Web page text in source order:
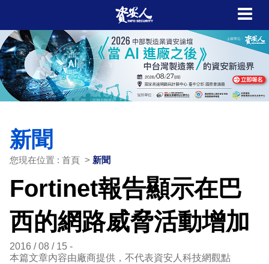
新聞
您現在位置 : 首頁 > 新聞
Fortinet報告顯示在巴
西的網路威脅活動增加
2016 / 08 / 15
本篇文章內容由廠商提供，不代表資安人科技網觀點